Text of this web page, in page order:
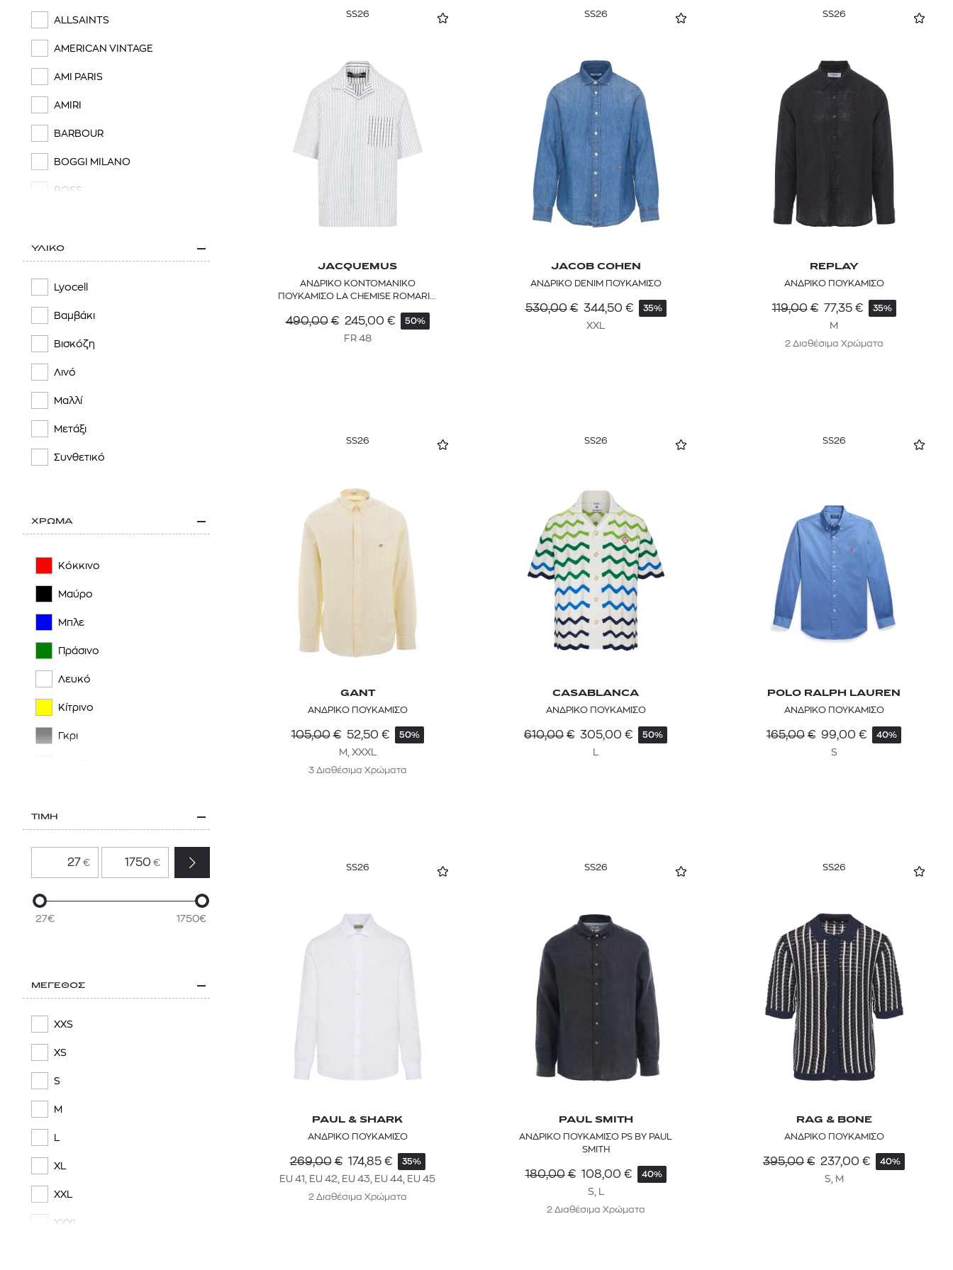
ALLSAINTS
AMERICAN VINTAGE
AMI PARIS
AMIRI
BARBOUR
BOGGI MILANO
BOSS
BURBERRY
DIRTY LAUNDRY
DOLCE & GABBANA
EMPORIO ARMANI
FJALLRAVEN
GANT
HARMONT & BLAINE
JACQUEMUS
ΥΛΙΚΟ
Lyocell
Βαμβάκι
Βισκόζη
Λινό
Μαλλί
Μετάξι
Συνθετικό
ΧΡΩΜΑ
Κόκκινο
Μαύρο
Μπλε
Πράσινο
Λευκό
Κίτρινο
Γκρι
Ροζ
Πολύχρωμο
ΤΙΜΗ
€ €
27€ 1750€
ΜΕΓΕΘΟΣ
XXS
XS
S
M
L
XL
XXL
XXXL
SS26
JACQUEMUS
ΑΝΔΡΙΚΟ ΚΟΝΤΟΜΑΝΙΚΟ
ΠΟΥΚΑΜΙΣΟ LA CHEMISE ROMARIN
490,00 € 245,00 € 50%
FR 48
SS26
JACOB COHEN
ΑΝΔΡΙΚΟ DENIM ΠΟΥΚΑΜΙΣΟ
530,00 € 344,50 € 35%
XXL
SS26
REPLAY
ΑΝΔΡΙΚΟ ΠΟΥΚΑΜΙΣΟ
119,00 € 77,35 € 35%
M
2 Διαθέσιμα Χρώματα
SS26
GANT
ΑΝΔΡΙΚΟ ΠΟΥΚΑΜΙΣΟ
105,00 € 52,50 € 50%
M, XXXL
3 Διαθέσιμα Χρώματα
SS26
CASABLANCA
ΑΝΔΡΙΚΟ ΠΟΥΚΑΜΙΣΟ
610,00 € 305,00 € 50%
L
SS26
POLO RALPH LAUREN
ΑΝΔΡΙΚΟ ΠΟΥΚΑΜΙΣΟ
165,00 € 99,00 € 40%
S
SS26
PAUL & SHARK
ΑΝΔΡΙΚΟ ΠΟΥΚΑΜΙΣΟ
269,00 € 174,85 € 35%
EU 41, EU 42, EU 43, EU 44, EU 45
2 Διαθέσιμα Χρώματα
SS26
PAUL SMITH
ΑΝΔΡΙΚΟ ΠΟΥΚΑΜΙΣΟ PS BY PAUL
SMITH
180,00 € 108,00 € 40%
S, L
2 Διαθέσιμα Χρώματα
SS26
RAG & BONE
ΑΝΔΡΙΚΟ ΠΟΥΚΑΜΙΣΟ
395,00 € 237,00 € 40%
S, M